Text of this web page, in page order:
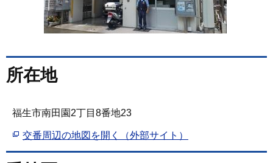
所在地
福生市南田園2丁目8番地23
交番周辺の地図を開く（外部サイト）